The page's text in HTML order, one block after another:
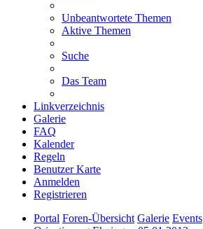
Unbeantwortete Themen
Aktive Themen
Suche
Das Team
Linkverzeichnis
Galerie
FAQ
Kalender
Regeln
Benutzer Karte
Anmelden
Registrieren
Portal Foren-Übersicht Galerie Events